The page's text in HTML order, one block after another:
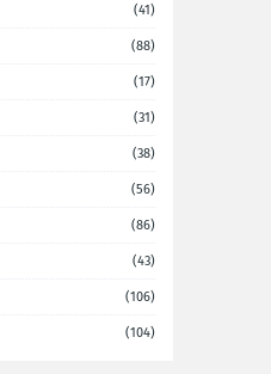
(41)
(88)
(17)
(31)
(38)
(56)
(86)
(43)
(106)
(104)